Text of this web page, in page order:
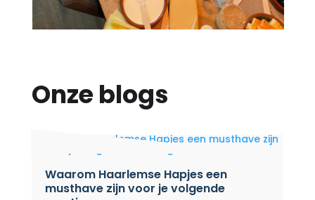
Onze blogs
Waarom Haarlemse Hapjes een
musthave zijn voor je volgende